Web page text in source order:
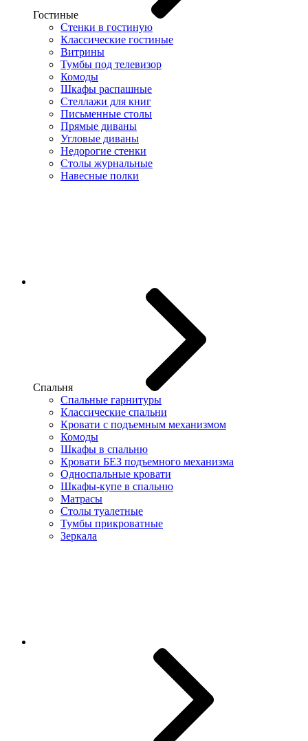
Гостиные
Стенки в гостиную
Классические гостиные
Витрины
Тумбы под телевизор
Комоды
Шкафы распашные
Стеллажи для книг
Письменные столы
Прямые диваны
Угловые диваны
Недорогие стенки
Столы журнальные
Навесные полки
Спальня
Спальные гарнитуры
Классические спальни
Кровати с подъемным механизмом
Комоды
Шкафы в спальню
Кровати БЕЗ подъемного механизма
Односпальные кровати
Шкафы-купе в спальню
Матрасы
Столы туалетные
Тумбы прикроватные
Зеркала